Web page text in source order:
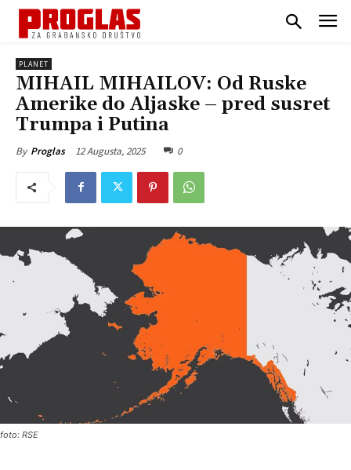
PLANET
MIHAIL MIHAILOV: Od Ruske
Amerike do Aljaske – pred susret
Trumpa i Putina
By Proglas 12 Augusta, 2025 0
foto: RSE